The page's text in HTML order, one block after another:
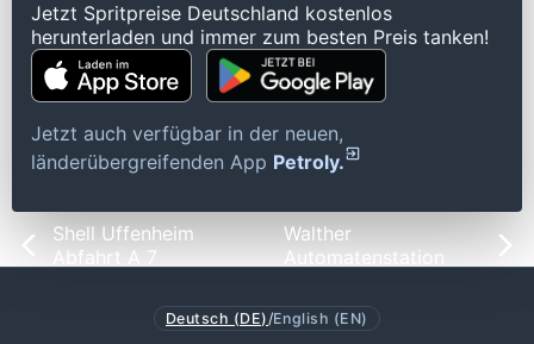
Jetzt Spritpreise Deutschland kostenlos
herunterladen und immer zum besten Preis tanken!
Jetzt auch verfügbar in der neuen,
länderübergreifenden App Petroly.
Shell Uffenheim
Abfahrt A 7
Walther
Automatenstation
Deutsch (DE) /English (EN)